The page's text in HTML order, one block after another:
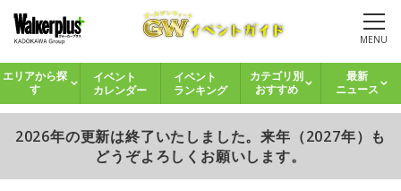
MENU
エリアから探
す
イベント
カレンダー
イベント
ランキング
カテゴリ別
おすすめ
最新
ニュース
2026年の更新は終了いたしました。来年（2027年）も
どうぞよろしくお願いします。